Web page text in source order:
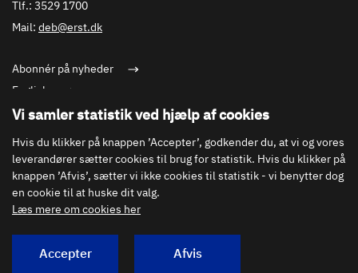
Vi samler statistik ved hjælp af cookies
Hvis du klikker på knappen ’Accepter’, godkender du, at vi og vores
leverandører sætter cookies til brug for statistik. Hvis du klikker på
knappen ’Afvis’, sætter vi ikke cookies til statistik - vi benytter dog
en cookie til at huske dit valg.
Læs mere om cookies her
Accepter Afvis
Tlf.: 3529 1700
Mail: deb@erst.dk
Abonnér på nyheder
English
Cookies
Tilgængelighedserklæring
Presse